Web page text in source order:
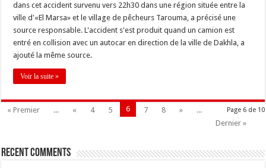
dans cet accident survenu vers 22h30 dans une région située entre la
ville d'«El Marsa» et le village de pêcheurs Tarouma, a précisé une
source responsable. L'accident s'est produit quand un camion est
entré en collision avec un autocar en direction de la ville de Dakhla, a
ajouté la même source.
Voir la suite »
Page 6 de 10
« Premier ... « 4 5 6 7 8 »
...
Dernier »
Recent Comments